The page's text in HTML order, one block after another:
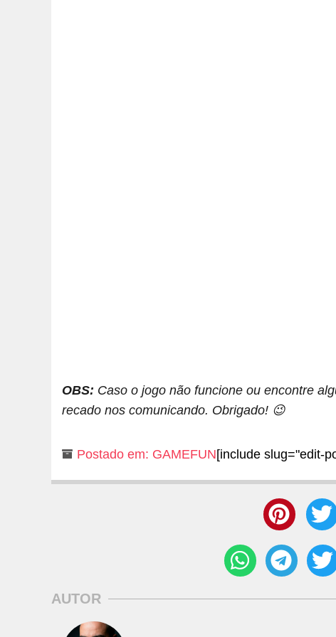
OBS: Caso o jogo não funcione ou encontre
recado nos comunicando. Obrigado! 😉
Postado em: GAMEFUN[include slug="edit-
AUTOR